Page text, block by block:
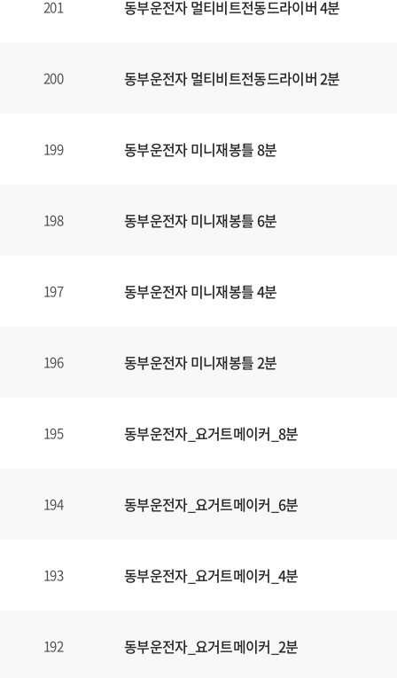
201 동부운전자 멀티비트전동드라이버 4분
200 동부운전자 멀티비트전동드라이버 2분
199 동부운전자 미니재봉틀 8분
198 동부운전자 미니재봉틀 6분
197 동부운전자 미니재봉틀 4분
196 동부운전자 미니재봉틀 2분
195 동부운전자_요거트메이커_8분
194 동부운전자_요거트메이커_6분
193 동부운전자_요거트메이커_4분
192 동부운전자_요거트메이커_2분